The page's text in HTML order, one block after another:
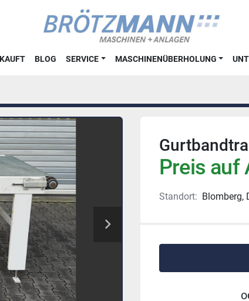
BLOG SERVICE MASCHINENÜBERHOLUNG
Preis auf
Standort: Blomberg,